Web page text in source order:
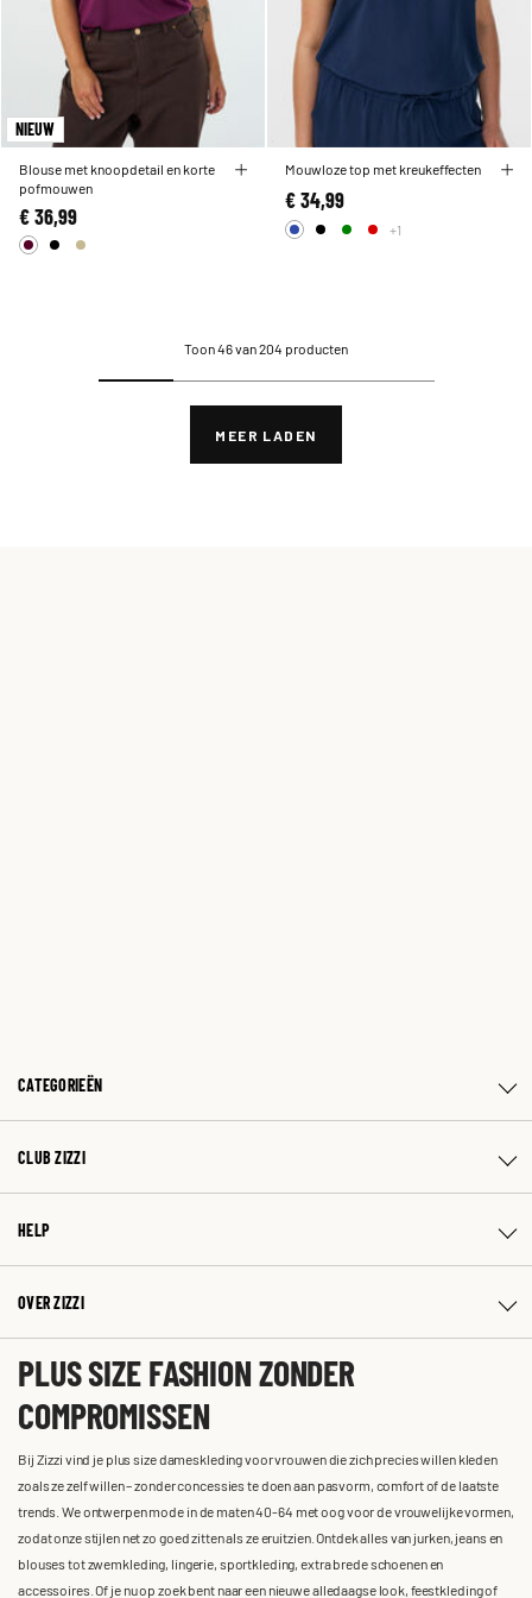
NIEUW
Blouse met knoopdetail en korte
pofmouwen
€ 36,99
Mouwloze top met kreukeffecten
€ 34,99
+1
Toon 46 van 204 producten
MEER LADEN
CATEGORIEËN
CLUB ZIZZI
HELP
OVER ZIZZI
PLUS SIZE FASHION ZONDER
COMPROMISSEN
Bij Zizzi vind je plus size dameskleding voor vrouwen die zich precies willen kleden
zoals ze zelf willen – zonder concessies te doen aan pasvorm, comfort of de laatste
trends. We ontwerpen mode in de maten 40-64 met oog voor de vrouwelijke vormen,
zodat onze stijlen net zo goed zitten als ze eruitzien. Ontdek alles van jurken, jeans en
blouses tot zwemkleding, lingerie, sportkleding, extra brede schoenen en
accessoires. Of je nu op zoek bent naar een nieuwe alledaagse look, feestkleding of